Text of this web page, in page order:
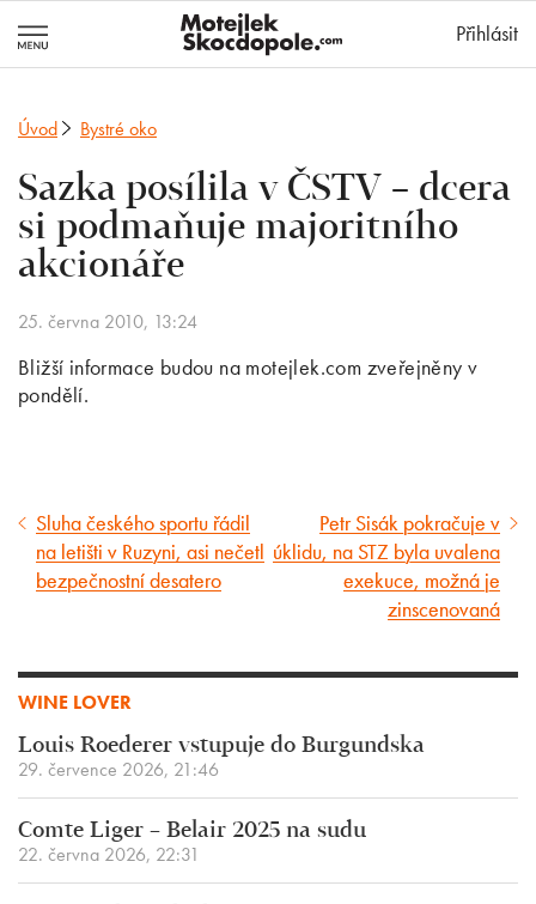
Přihlásit
Úvod Bystré oko
Sazka posílila v ČSTV – dcera
si podmaňuje majoritního
akcionáře
25. června 2010, 13:24
Bližší informace budou na motejlek.com zveřejněny v
pondělí.
Předcházející
článek
Sluha českého sportu řádil
na letišti v Ruzyni, asi nečetl
bezpečnostní desatero
Následující
článek
Petr Sisák pokračuje v
úklidu, na STZ byla uvalena
exekuce, možná je
zinscenovaná
WINE LOVER
Louis Roederer vstupuje do Burgundska
29. července 2026, 21:46
Comte Liger – Belair 2025 na sudu
22. června 2026, 22:31